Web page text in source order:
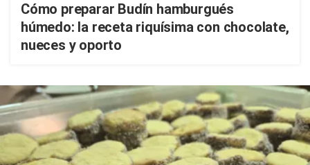
Cómo preparar Budín hamburgués
húmedo: la receta riquísima con chocolate,
nueces y oporto